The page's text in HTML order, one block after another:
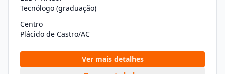
Tecnólogo (graduação)
Centro
Plácido de Castro/AC
Ver mais detalhes